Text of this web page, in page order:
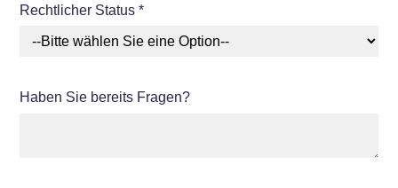
Rechtlicher Status *
Haben Sie bereits Fragen?